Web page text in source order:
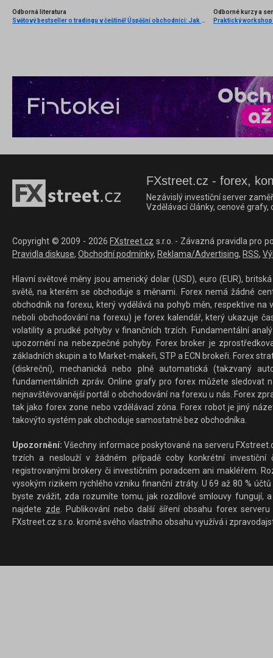
Odborná literatura
Světový bestseller o tradingu v češtině! Úspěšní obchodníci: Jak běžní lidé porážejí Wall Street v jeho vlastní hře
Odborné kurzy a
FXstreet.cz - forex,
Nezávislý investiční server
Vzdělávací články, cenové
Copyright © 2009 - 2026 FXstreet.cz s.r.o. - Závazná pravidla pro
Pravidla diskuse, Obchodní podmínky, Reklama/Advertising, RSS,
Hlavní světové měny jsou americký dolar (USD), euro (EUR),
světě, na kterém se obchoduje s měnami. Forex nemá žádné
obchodník na forexu, který vydělává na pohyb měn, respektive
neboli obchodování na forexu) je forex kalendář, který ukazuje
volatility a prudké pohyby v finančních trzích. Fundamentální
upozornění na nebezpečné pohyby. Forex broker je
základních skupin a to Market-makeři, STP a ECN brokeři. Forex
(diskreční), mechanická nebo plně automatická (takzvaný
fundamentálních zpráv. Online grafy pro forex můžete sledovat
nejnavštěvovanější portál o obchodování na forexu u nás. Forex
tak jako forex zone nebo vzdělávací zóna. Forex robot je jiný
takovýto systém pak obchoduje samostatně bez obchodníka.
Upozornění: Všechny informace poskytované na serveru
trzích a neslouží v žádném případě coby konkrétní investiční
registrovanými brokery či investičním poradcem ani makléřem.
vysokým rizikem rychlého vzniku finanční ztráty. U 69 až 80 %
byste zvážit, zda rozumíte tomu, jak rozdílové smlouvy fungují,
najdete zde. Publikování nebo další šíření obsahu forex
FXstreet.cz s.r.o. kromě svého vlastního obsahu využívá i